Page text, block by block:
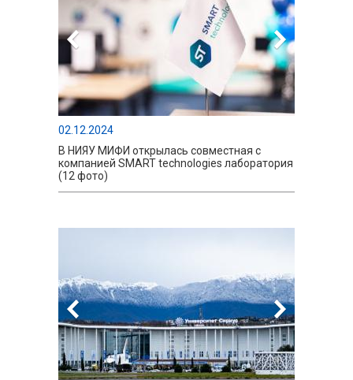
02.12.2024
В НИЯУ МИФИ открылась совместная с
компанией SMART technologies лаборатория
(12 фото)